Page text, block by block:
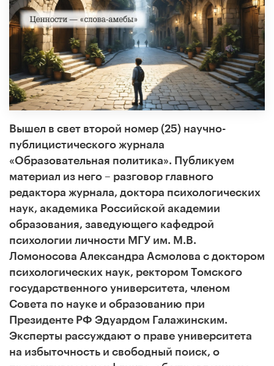
Вышел в свет второй номер (25) научно-
публицистического журнала
«Образовательная политика». Публикуем
материал из него – разговор главного
редактора журнала, доктора психологических
наук, академика Российской академии
образования, заведующего кафедрой
психологии личности МГУ им. М.В.
Ломоносова Александра Асмолова с доктором
психологических наук, ректором Томского
государственного университета, членом
Совета по науке и образованию при
Президенте РФ Эдуардом Галажинским.
Эксперты рассуждают о праве университета
на избыточность и свободный поиск, о